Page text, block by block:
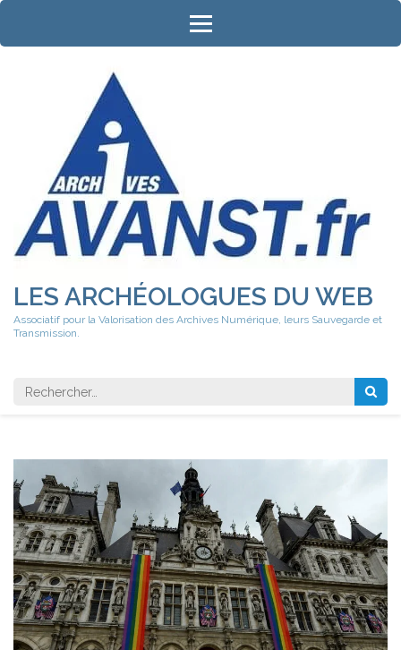
Aller
contenu
LES ARCHÉOLOGUES DU WEB
Associatif pour la Valorisation des Archives Numérique, leurs Sauvegarde et
Transmission.
Rechercher